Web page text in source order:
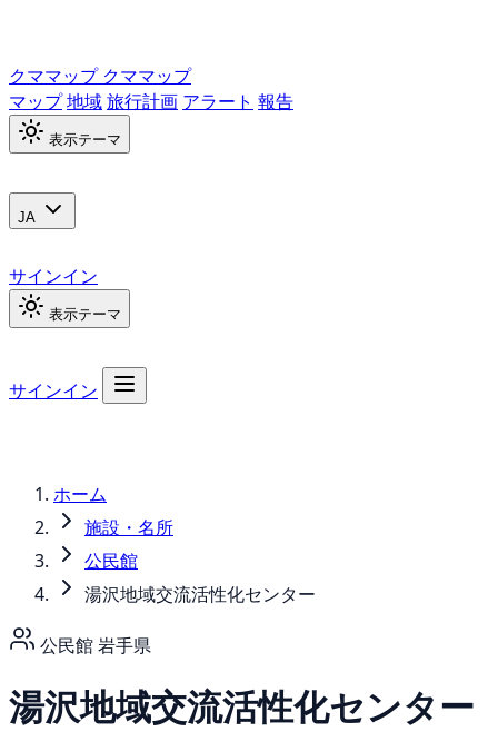
クママップ クママップ
マップ地域旅行計画 アラート 報告
表示テーマ
JA
サインイン
表示テーマ
サインイン
ホーム
施設・名所
公民館
湯沢地域交流活性化センター
公民館岩手県
湯沢地域交流活性化センター